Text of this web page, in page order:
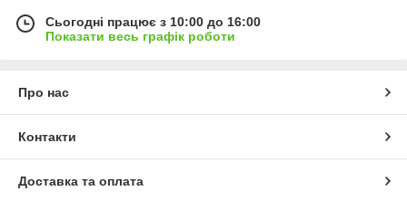
Сьогодні працює з 10:00 до 16:00
Показати весь графік роботи
Про нас
Контакти
Доставка та оплата